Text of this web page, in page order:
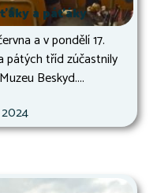
a páťáky
a v pondělí 17.
tříd zúčastnily
Beskyd....